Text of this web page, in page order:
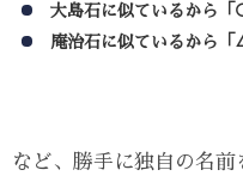
大島石に似ているから
庵治石に似ているから
など、勝手に独自の名